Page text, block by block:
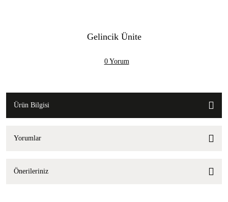
Gelincik Ünite
0 Yorum
Ürün Bilgisi
Yorumlar
Önerileriniz